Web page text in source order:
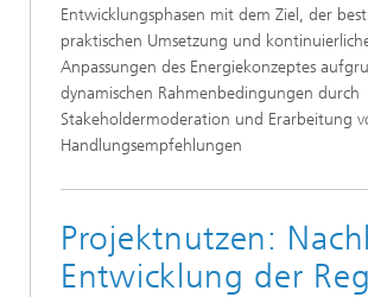
Entwicklungsphasen mit dem Ziel, der
praktischen Umsetzung und
Anpassungen des Energiekonzeptes
dynamischen Rahmenbedingungen durch
Stakeholdermoderation und Erarbeitung
Handlungsempfehlungen
Projektnutzen:
Entwicklung der